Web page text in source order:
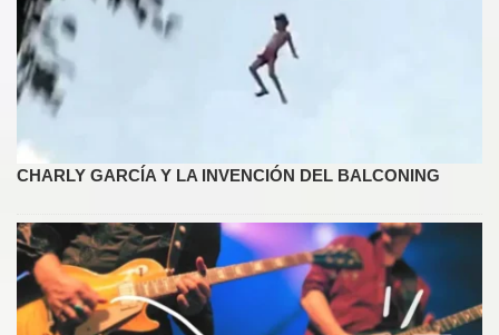
CHARLY GARCÍA Y LA INVENCIÓN DEL BALCONING